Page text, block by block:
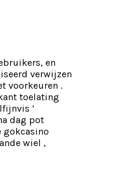
en
verwijzen
voorkeuren .
toelating
‘
dag pot
gokcasino
wiel ,